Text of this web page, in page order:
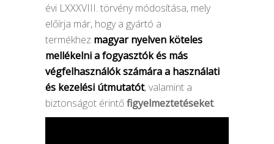
évi LXXXVIII. törvény módosítása, mely
előírja már, hogy a gyártó a
termékhez magyar nyelven köteles
mellékelni a fogyasztók és más
végfelhasználók számára a használati
és kezelési útmutatót, valamint a
biztonságot érintőfigyelmeztetéseket.